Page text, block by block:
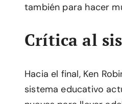
también para hacer
Crítica al
Hacia el final, Ken
sistema educativo